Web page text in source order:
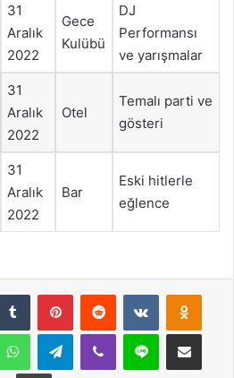
31
Aralık
2022
Gece
Kulübü
DJ
Performansı
ve yarışmalar
31
Aralık
2022
Otel
Temalı parti ve
gösteri
31
Aralık
2022
Bar
Eski hitlerle
eğlence
Tumblr PinterestReddit VKontakte
WhatsAppTelegramViber Line E-Posta ile
Yazdır